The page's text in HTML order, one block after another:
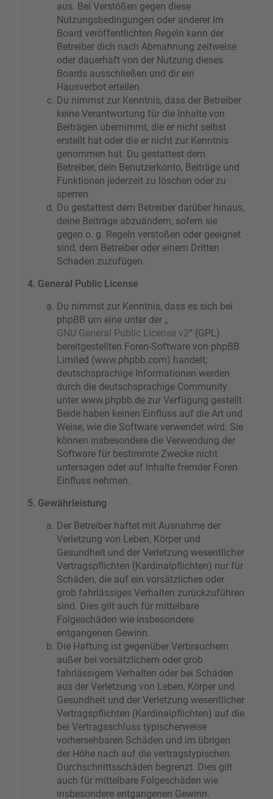
aus. Bei Verstößen gegen diese
Nutzungsbedingungen oder anderer im
Board veröffentlichten Regeln kann der
Betreiber dich nach Abmahnung zeitweise
oder dauerhaft von der Nutzung dieses
Boards ausschließen und dir ein
Hausverbot erteilen.
Du nimmst zur Kenntnis, dass der Betreiber
keine Verantwortung für die Inhalte von
Beiträgen übernimmt, die er nicht selbst
erstellt hat oder die er nicht zur Kenntnis
genommen hat. Du gestattest dem
Betreiber, dein Benutzerkonto, Beiträge und
Funktionen jederzeit zu löschen oder zu
sperren.
Du gestattest dem Betreiber darüber hinaus,
deine Beiträge abzuändern, sofern sie
gegen o. g. Regeln verstoßen oder geeignet
sind, dem Betreiber oder einem Dritten
Schaden zuzufügen.
4. General Public License
Du nimmst zur Kenntnis, dass es sich bei
phpBB um eine unter der „
GNU General Public License v2“ (GPL)
bereitgestellten Foren-Software von phpBB
Limited (www.phpbb.com) handelt;
deutschsprachige Informationen werden
durch die deutschsprachige Community
unter www.phpbb.de zur Verfügung gestellt.
Beide haben keinen Einfluss auf die Art und
Weise, wie die Software verwendet wird. Sie
können insbesondere die Verwendung der
Software für bestimmte Zwecke nicht
untersagen oder auf Inhalte fremder Foren
Einfluss nehmen.
5. Gewährleistung
Der Betreiber haftet mit Ausnahme der
Verletzung von Leben, Körper und
Gesundheit und der Verletzung wesentlicher
Vertragspflichten (Kardinalpflichten) nur für
Schäden, die auf ein vorsätzliches oder
grob fahrlässiges Verhalten zurückzuführen
sind. Dies gilt auch für mittelbare
Folgeschäden wie insbesondere
entgangenen Gewinn.
Die Haftung ist gegenüber Verbrauchern
außer bei vorsätzlichem oder grob
fahrlässigem Verhalten oder bei Schäden
aus der Verletzung von Leben, Körper und
Gesundheit und der Verletzung wesentlicher
Vertragspflichten (Kardinalpflichten) auf die
bei Vertragsschluss typischerweise
vorhersehbaren Schäden und im übrigen
der Höhe nach auf die vertragstypischen
Durchschnittsschäden begrenzt. Dies gilt
auch für mittelbare Folgeschäden wie
insbesondere entgangenen Gewinn.